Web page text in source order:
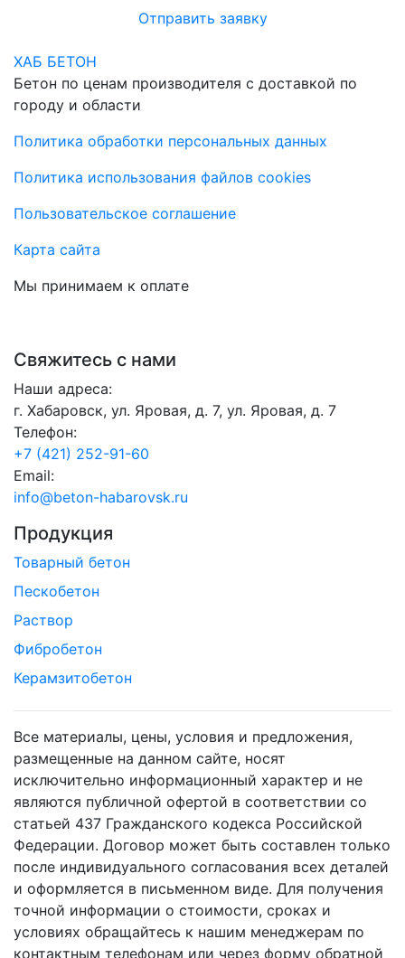
Отправить заявку
ХАБ БЕТОН
Бетон по ценам производителя с доставкой по
городу и области
Политика обработки персональных данных
Политика использования файлов cookies
Пользовательское соглашение
Карта сайта
Мы принимаем к оплате
Свяжитесь с нами
Наши адреса:
г. Хабаровск, ул. Яровая, д. 7, ул. Яровая, д. 7
Телефон:
+7 (421) 252-91-60
Email:
info@beton-habarovsk.ru
Продукция
Товарный бетон
Пескобетон
Раствор
Фибробетон
Керамзитобетон
Все материалы, цены, условия и предложения,
размещенные на данном сайте, носят
исключительно информационный характер и не
являются публичной офертой в соответствии со
статьей 437 Гражданского кодекса Российской
Федерации. Договор может быть составлен только
после индивидуального согласования всех деталей
и оформляется в письменном виде. Для получения
точной информации о стоимости, сроках и
условиях обращайтесь к нашим менеджерам по
контактным телефонам или через форму обратной